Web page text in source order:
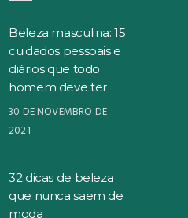
Beleza masculina: 15
cuidados pessoais e
diários que todo
homem deve ter
30 DE NOVEMBRO DE
2021
32 dicas de beleza
que nunca saem de
moda